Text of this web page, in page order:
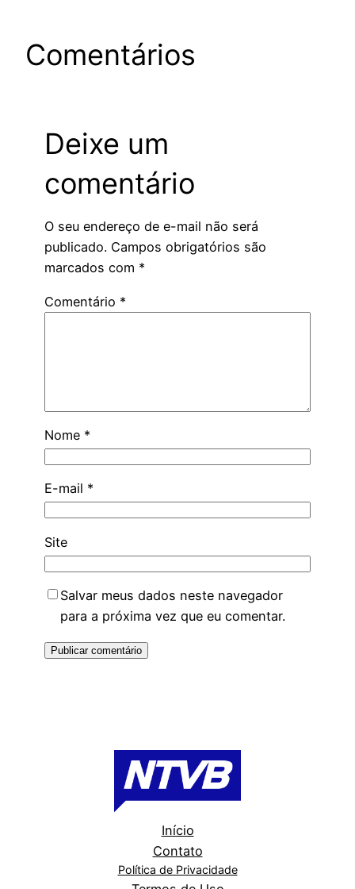
Comentários
Deixe um
comentário
O seu endereço de e-mail não será
publicado. Campos obrigatórios são
marcados com *
Comentário *
Nome *
E-mail *
Site
Salvar meus dados neste navegador
para a próxima vez que eu comentar.
Início
Contato
Política de Privacidade